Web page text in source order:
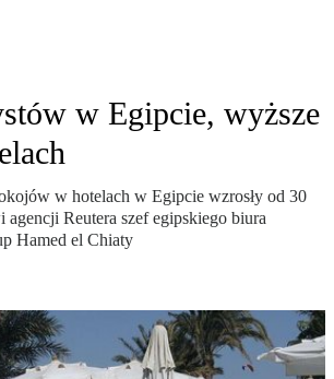
w Egipcie, wyższe
w hotelach w Egipcie wzrosły od 30
Reutera szef egipskiego biura
Hamed el Chiaty